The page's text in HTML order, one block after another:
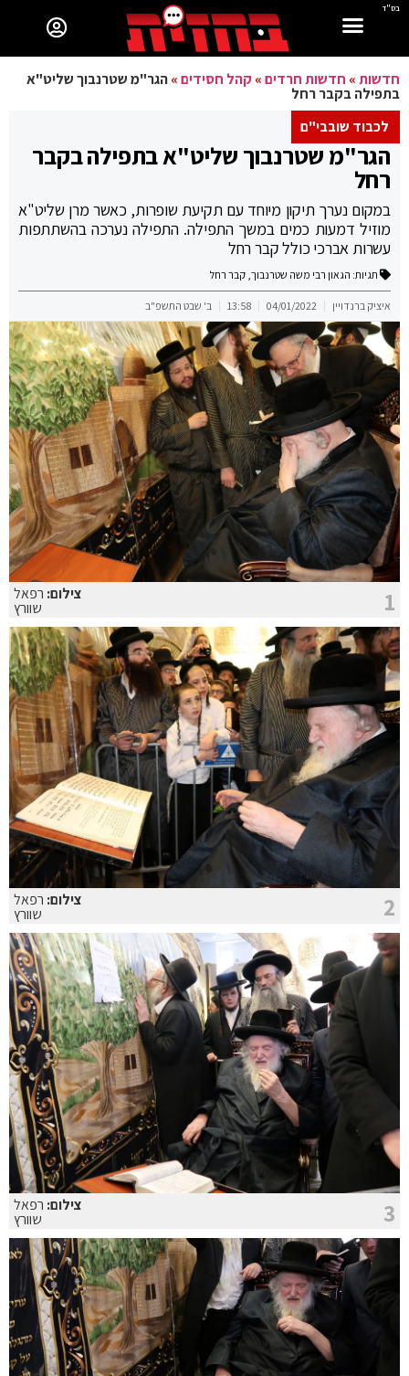
בס"ד
חדשות» חדשות חרדים» קהל חסידים»הגר"מ שטרנבוך שליט"א
בתפילה בקבר רחל
לכבוד שובבי"ם
הגר"מ שטרנבוך שליט"א בתפילה בקבר
רחל
במקום נערך תיקון מיוחד עם תקיעת שופרות, כאשר מרן שליט"א
מוזיל דמעות כמים במשך התפילה. התפילה נערכה בהשתתפות
עשרות אברכי כולל קבר רחל
תגיות: הגאון רבי משה שטרנבוך, קבר רחל
איציק ברנדויין 04/01/2022
13:58 ב' שבט התשפ"ב
1 צילום: רפאל
שוורץ
2 צילום: רפאל
שוורץ
3 צילום: רפאל
שוורץ